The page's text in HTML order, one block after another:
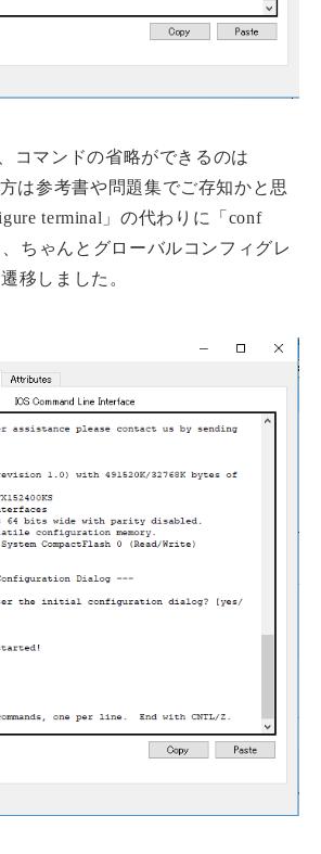
コマンドの省略ができるのは
は参考書や問題集でご存知かと思
terminal」の代わりに「conf
ちゃんとグローバルコンフィグレ
移しました。